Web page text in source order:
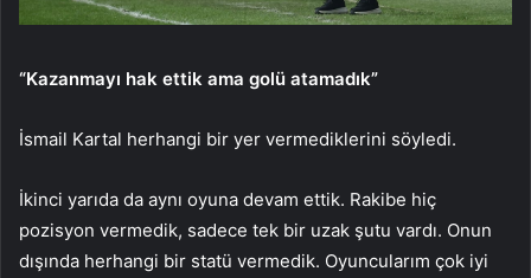
“Kazanmayı hak ettik ama golü atamadık”
İsmail Kartal herhangi bir yer vermediklerini söyledi.
İkinci yarıda da aynı oyuna devam ettik. Rakibe hiç
pozisyon vermedik, sadece tek bir uzak şutu vardı. Onun
dışında herhangi bir statü vermedik. Oyuncularım çok iyi